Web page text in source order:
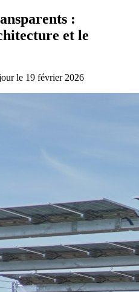
modèlesTerza®Borne sur pied
à 22 kW
+ recharge pilotéeTOSSO
:
et le
le 19 février 2026